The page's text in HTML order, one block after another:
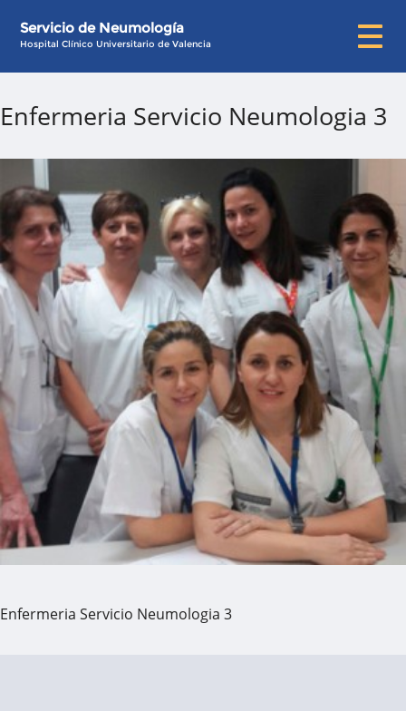
Servicio de Neumología
Hospital Clínico Universitario de Valencia
Enfermeria Servicio Neumologia 3
Enfermeria Servicio Neumologia 3